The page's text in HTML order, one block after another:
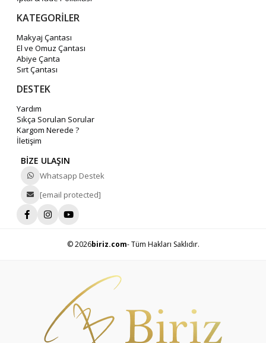
KATEGORİLER
Makyaj Çantası
El ve Omuz Çantası
Abiye Çanta
Sırt Çantası
DESTEK
Yardım
Sıkça Sorulan Sorular
Kargom Nerede ?
İletişim
BİZE ULAŞIN
Whatsapp Destek
[email protected]
© 2026biriz.com- Tüm Hakları Saklıdır.